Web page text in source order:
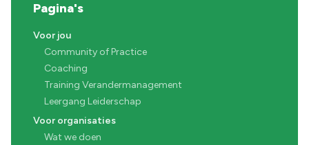
Pagina's
Voor jou
Community of Practice
Coaching
Training Verandermanagement
Leergang Leiderschap
Voor organisaties
Wat we doen